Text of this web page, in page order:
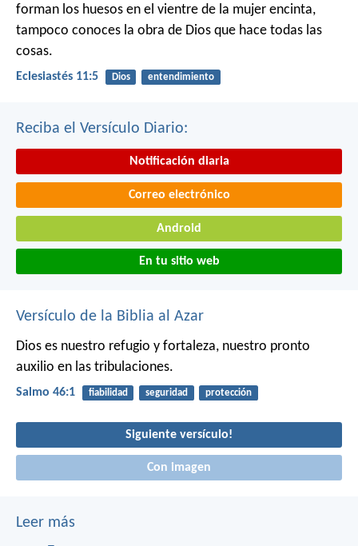
forman los huesos en el vientre de la mujer encinta,
tampoco conoces la obra de Dios que hace todas las
cosas.
Eclesiastés 11:5 Dios entendimiento
Reciba el Versículo Diario:
Notificación diaria
Correo electrónico
Android
En tu sitio web
Versículo de la Biblia al Azar
Dios es nuestro refugio y fortaleza, nuestro pronto
auxilio en las tribulaciones.
Salmo 46:1 fiabilidad seguridad protección
Siguiente versículo!
Con imagen
Leer más